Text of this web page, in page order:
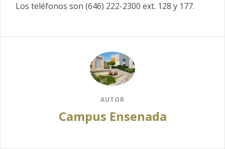
Los teléfonos son (646) 222-2300 ext. 128 y 177.
AUTOR
Campus Ensenada